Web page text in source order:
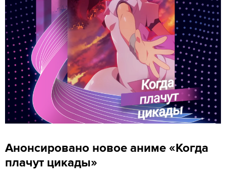
Анонсировано новое аниме «Когда
плачут цикады»